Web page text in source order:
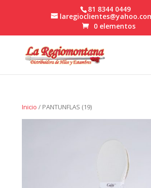
81 8344 0449
0 elementos
Inicio / PANTUNFLAS (19)